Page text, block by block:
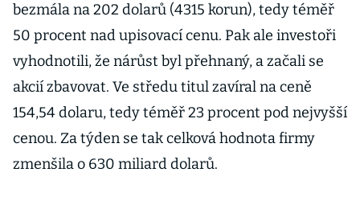
bezmála na 202 dolarů (4315 korun), tedy téměř
50 procent nad upisovací cenu. Pak ale investoři
vyhodnotili, že nárůst byl přehnaný, a začali se
akcií zbavovat. Ve středu titul zavíral na ceně
154,54 dolaru, tedy téměř 23 procent pod nejvyšší
cenou. Za týden se tak celková hodnota firmy
zmenšila o 630 miliard dolarů.